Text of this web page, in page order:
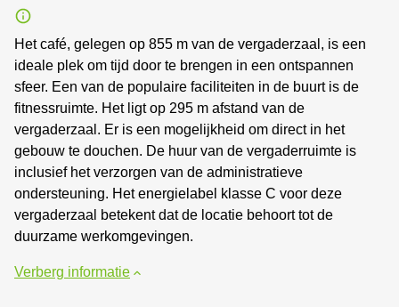
Het café, gelegen op 855 m van de vergaderzaal, is een
ideale plek om tijd door te brengen in een ontspannen
sfeer. Een van de populaire faciliteiten in de buurt is de
fitnessruimte. Het ligt op 295 m afstand van de
vergaderzaal. Er is een mogelijkheid om direct in het
gebouw te douchen. De huur van de vergaderruimte is
inclusief het verzorgen van de administratieve
ondersteuning. Het energielabel klasse C voor deze
vergaderzaal betekent dat de locatie behoort tot de
duurzame werkomgevingen.
Verberg informatie